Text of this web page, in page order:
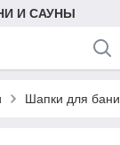
И САУНЫ
Шапки для бани